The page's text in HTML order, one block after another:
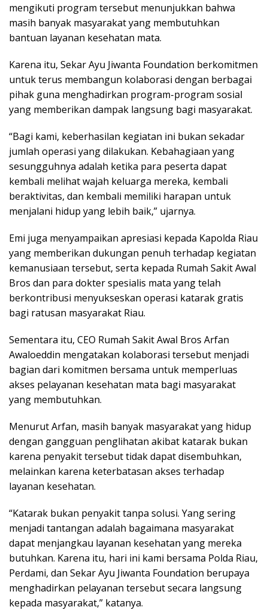
mengikuti program tersebut menunjukkan bahwa
masih banyak masyarakat yang membutuhkan
bantuan layanan kesehatan mata.
Karena itu, Sekar Ayu Jiwanta Foundation berkomitmen
untuk terus membangun kolaborasi dengan berbagai
pihak guna menghadirkan program-program sosial
yang memberikan dampak langsung bagi masyarakat.
“Bagi kami, keberhasilan kegiatan ini bukan sekadar
jumlah operasi yang dilakukan. Kebahagiaan yang
sesungguhnya adalah ketika para peserta dapat
kembali melihat wajah keluarga mereka, kembali
beraktivitas, dan kembali memiliki harapan untuk
menjalani hidup yang lebih baik,” ujarnya.
Emi juga menyampaikan apresiasi kepada Kapolda Riau
yang memberikan dukungan penuh terhadap kegiatan
kemanusiaan tersebut, serta kepada Rumah Sakit Awal
Bros dan para dokter spesialis mata yang telah
berkontribusi menyukseskan operasi katarak gratis
bagi ratusan masyarakat Riau.
Sementara itu, CEO Rumah Sakit Awal Bros Arfan
Awaloeddin mengatakan kolaborasi tersebut menjadi
bagian dari komitmen bersama untuk memperluas
akses pelayanan kesehatan mata bagi masyarakat
yang membutuhkan.
Menurut Arfan, masih banyak masyarakat yang hidup
dengan gangguan penglihatan akibat katarak bukan
karena penyakit tersebut tidak dapat disembuhkan,
melainkan karena keterbatasan akses terhadap
layanan kesehatan.
“Katarak bukan penyakit tanpa solusi. Yang sering
menjadi tantangan adalah bagaimana masyarakat
dapat menjangkau layanan kesehatan yang mereka
butuhkan. Karena itu, hari ini kami bersama Polda Riau,
Perdami, dan Sekar Ayu Jiwanta Foundation berupaya
menghadirkan pelayanan tersebut secara langsung
kepada masyarakat,” katanya.